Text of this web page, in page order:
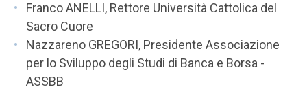
Franco ANELLI, Rettore Università Cattolica del
Sacro Cuore
Nazzareno GREGORI, Presidente Associazione
per lo Sviluppo degli Studi di Banca e Borsa -
ASSBB